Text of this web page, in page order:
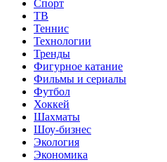
Спорт
ТВ
Теннис
Технологии
Тренды
Фигурное катание
Фильмы и сериалы
Футбол
Хоккей
Шахматы
Шоу-бизнес
Экология
Экономика